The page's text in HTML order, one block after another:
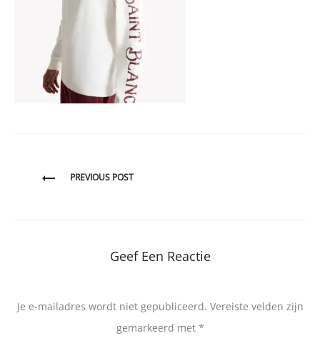
BerichtPREVIOUS POST
Geef Een Reactie
Je e-mailadres wordt niet gepubliceerd. Vereiste velden zijn
gemarkeerd met *